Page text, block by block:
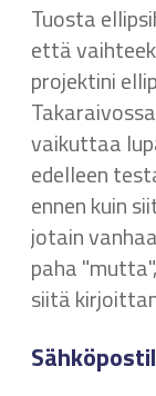
Tuosta
että
projektini
vaikuttaa
edelleen
ennen kuin
jotain
paha
siitä